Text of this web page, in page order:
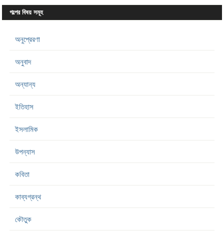
গল্পের বিষয় সমূহ
অনুপ্রেরণা
অনুবাদ
অন্যান্য
ইতিহাস
ইসলামিক
উপন্যাস
কবিতা
কাব্যগ্রন্থ
কৌতুক